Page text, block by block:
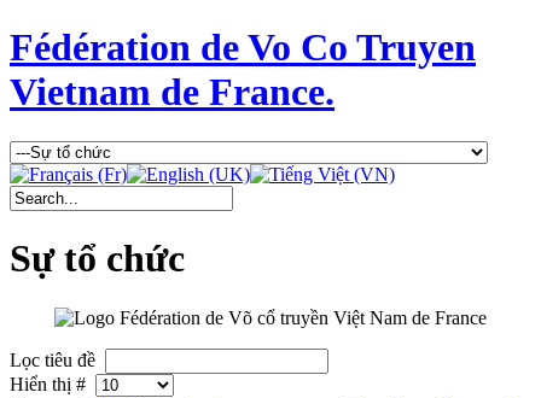
Fédération de Vo Co Truyen
Vietnam de France.
Sự tổ chức
Lọc tiêu đề
Hiển thị #